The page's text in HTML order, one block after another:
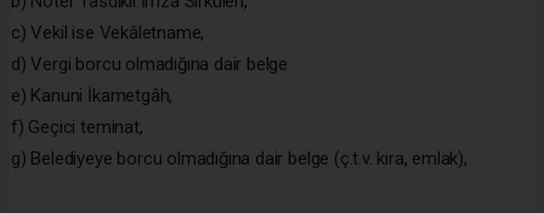
c) Vekil ise Vekâletname,
d) Vergi borcu olmadığına dair belge
e) Kanuni İkametgâh,
f) Geçici teminat,
g) Belediyeye borcu olmadığına dair belge (ç.t.v. kira, emlak),